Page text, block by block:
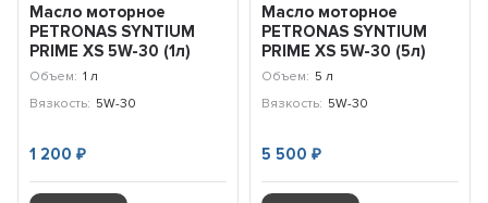
Масло моторное
PETRONAS SYNTIUM
PRIME XS 5W-30 (1л)
71235E18EU
Объем: 1 л
Вязкость: 5W-30
1 200₽
Масло моторное
PETRONAS SYNTIUM
PRIME XS 5W-30 (5л)
71235M12EU
Объем: 5 л
Вязкость: 5W-30
5 500 ₽